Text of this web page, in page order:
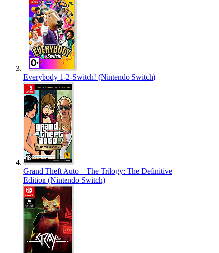
Everybody 1-2-Switch! (Nintendo Switch)
Grand Theft Auto – The Trilogy: The Definitive
Edition (Nintendo Switch)